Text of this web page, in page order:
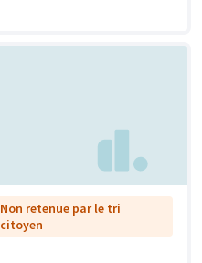
Non retenue par le tri
citoyen